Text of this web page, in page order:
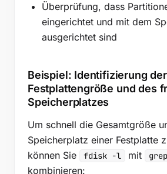
Überprüfung, dass
eingerichtet und mit dem
ausgerichtet sind
Beispiel: Identifizierung
Festplattengröße und des
Speicherplatzes
Um schnell die Gesamtgröße
Speicherplatz einer Festplatte
können Sie
fdisk -l mit grep
kombinieren: